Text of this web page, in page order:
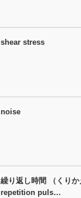
shear stress
noise
繰り返し時間 （くりか
repetition puls…